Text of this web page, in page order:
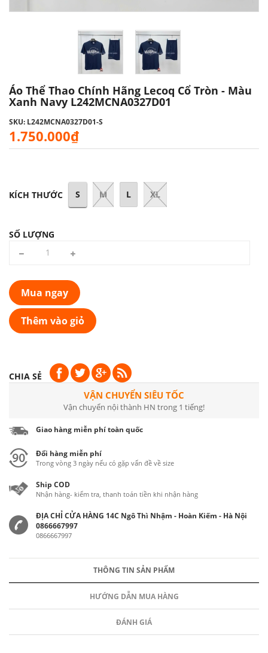
Áo Thể Thao Chính Hãng Lecoq Cổ Tròn - Màu
Xanh Navy L242MCNA0327D01
SKU: L242MCNA0327D01-S
1.750.000₫
KÍCH THƯỚC S M L XL
SỐ LƯỢNG
Mua ngay
Thêm vào giỏ
CHIA SẺ
VẬN CHUYỂN SIÊU TỐC
Vận chuyển nội thành HN trong 1 tiếng!
Giao hàng miễn phí toàn quốc
Đổi hàng miễn phí
Trong vòng 3 ngày nếu có gặp vấn đề về size
Ship COD
Nhận hàng- kiểm tra, thanh toán tiền khi nhận hàng
ĐỊA CHỈ CỬA HÀNG 14C Ngô Thì Nhậm - Hoàn Kiếm - Hà Nội
0866667997
0866667997
THÔNG TIN SẢN PHẨM
HƯỚNG DẪN MUA HÀNG
ĐÁNH GIÁ